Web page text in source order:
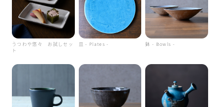
うつわや悠々 お試しセッ
ト
皿 - Plates - 鉢 - Bowls -